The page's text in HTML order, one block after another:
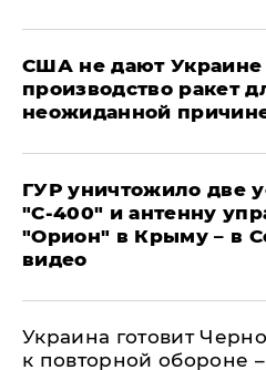
США не дают
производство ракет
неожиданной
ГУР уничтожило две
"С‑400" и антенну
"Орион" в Крыму – в
видео
Украина готовит
к повторной обороне